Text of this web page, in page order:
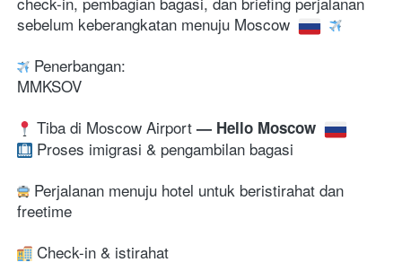
sebelum keberangkatan menuju Moscow
Penerbangan:
MMKSOV
Tiba di Moscow Airport — Hello Moscow
Proses imigrasi & pengambilan bagasi
Perjalanan menuju hotel untuk beristirahat dan
freetime
Check-in & istirahat